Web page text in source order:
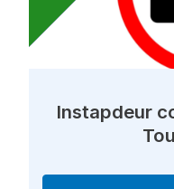
Instapdeur